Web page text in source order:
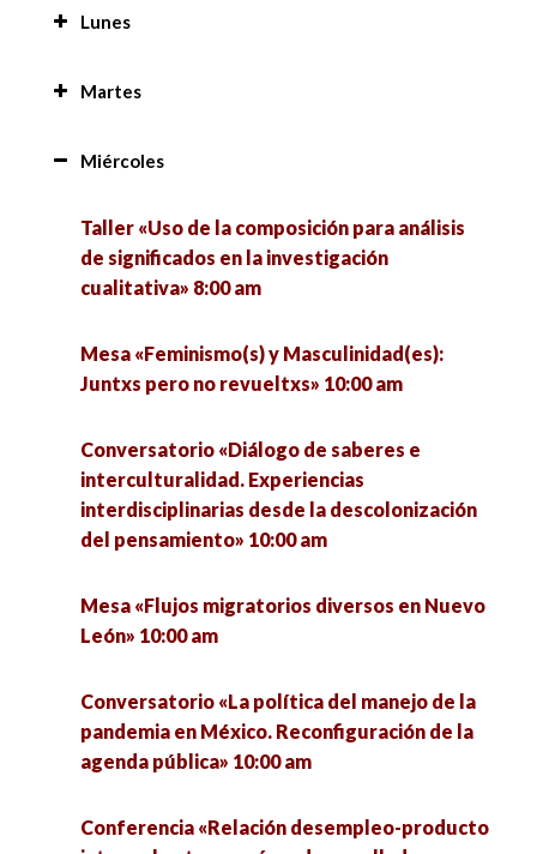
Lunes
de las Ciencias Sociales 9:00 am
Mesa «Salud y bienestar social en tiempos de
Presentación de libro «Protestas, Acción
Colectiva y Ciudadanía. Tomo II» 10:00 am
Conferencia «Nunca fuimos humanos.
Antropología política y otros bestiarios» 10:00
Conferencia «La Educación ambiental como
nuevo modelo de sentir, pensar y actuar» 10:40
Mesa «La ciudad de los que llegan: desplazados
forzados en las ciudades y COVID-19» 11:00 am
Conferencia «El espacio público en perspectiva.
Constantes físicas, constantes simbólicas»
11:20 am
Presentación de revistas «Movimientos» y «De
Martes
del conocimiento científico en estudiantes de
Mesa «Feminismo, género y sustentabilidad
social: Otros cuerpos, otras capacidades:
10:00 am
vida interdisciplinar desde la actividad física y
otras ciencias» 10:00 am
Conferencia «Neoliberalismo y comunicación»
Conferencia «Revelaciones sobre la educación a
Ponencia «Las ciencias sociales en los estudios
del deporte» 10:00 am
Conversatorio «Implicaciones del COVID- 19 en
Miércoles
Taller «Uso de la composición para análisis
de significados en la investigación
cualitativa» 8:00 am
Mesa «Feminismo(s) y Masculinidad(es):
Juntxs pero no revueltxs» 10:00 am
Conversatorio «Diálogo de saberes e
interculturalidad. Experiencias
interdisciplinarias desde la descolonización
del pensamiento» 10:00 am
Mesa «Flujos migratorios diversos en Nuevo
León» 10:00 am
Conversatorio «La política del manejo de la
pandemia en México. Reconfiguración de la
agenda pública» 10:00 am
Conferencia «Relación desempleo-producto